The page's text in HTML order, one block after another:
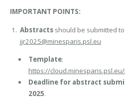
IMPORTANT POINTS:
Abstractsshould be submitted to
jjr2025@minesparis.psl.eu
Template:
https://
Deadline for abstract
2025.